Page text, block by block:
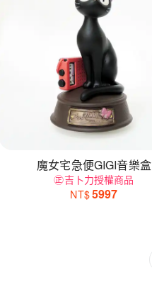
魔女宅急便GIGI音樂盒
㊣吉卜力授權商品
NT$5997